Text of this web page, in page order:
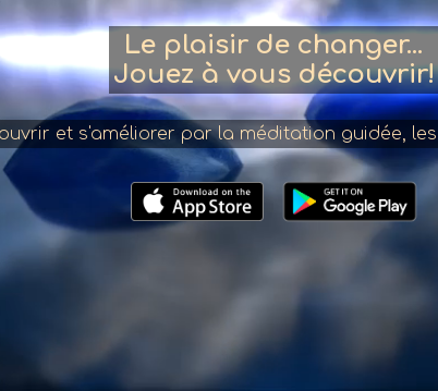
Le plaisir de changer...
Jouez à vous découvrir!
et s'améliorer par la méditation guidée,